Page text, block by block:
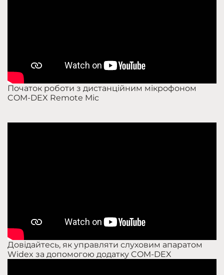
Початок роботи з дистанційним мікрофоном
COM-DEX Remote Mic
Довідайтесь, як управляти слуховим апаратом
Widex за допомогою додатку COM-DEX